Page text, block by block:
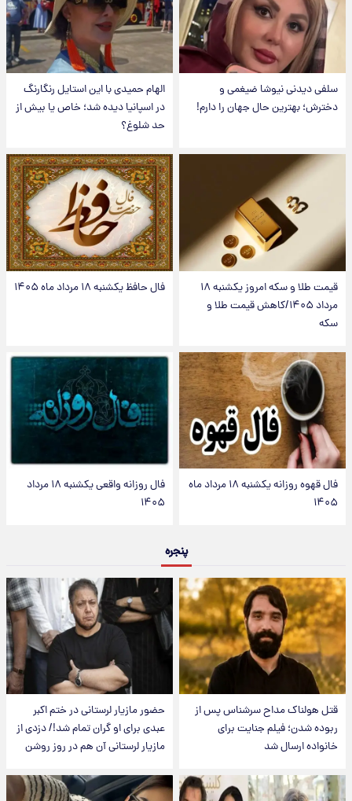
سلفی دیدنی نیوشا ضیغمی و
دخترش؛ بهترین حال جهان را دارم!
الهام حمیدی با این استایل رنگارنگ
در اسپانیا دیده شد؛ خاص یا بیش از
حد شلوغ؟
قیمت طلا و سکه امروز یکشنبه ۱۸
مرداد ۱۴۰۵/کاهش قیمت طلا و
سکه
فال حافظ یکشنبه ۱۸ مرداد ماه ۱۴۰۵
فال قهوه روزانه یکشنبه ۱۸ مرداد ماه
۱۴۰۵
فال روزانه واقعی یکشنبه ۱۸ مرداد
۱۴۰۵
پنجره
قتل هولناک مداح سرشناس پس از
ربوده شدن؛ فیلم جنایت برای
خانواده ارسال شد
حضور مازیار لرستانی در ختم اکبر
عبدی برای او گران تمام شد!/ دزدی از
مازیار لرستانی آن هم در روز روشن